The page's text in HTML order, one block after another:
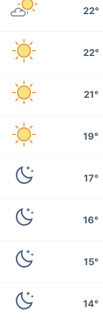
22°
22°
21°
19°
17°
16°
15°
14°